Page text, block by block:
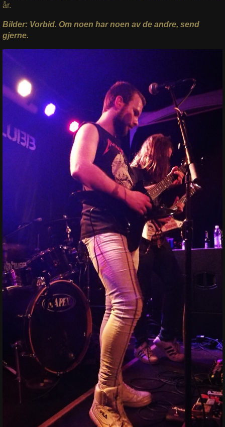
år.
Bilder: Vorbid. Om noen har noen av de andre, send
gjerne.